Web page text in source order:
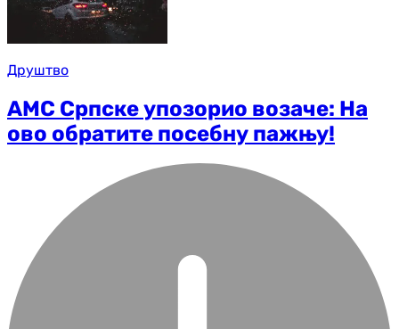
Друштво
АМС Српске упозорио возаче: На
ово обратите посебну пажњу!